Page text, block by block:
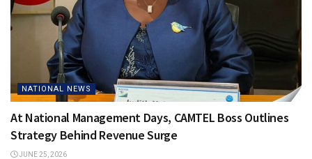
NATIONAL NEWS
At National Management Days, CAMTEL Boss Outlines
Strategy Behind Revenue Surge
JUNE 25, 2026